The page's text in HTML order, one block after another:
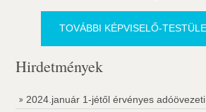
TOVÁBBI KÉPVISELŐ-
Hirdetmények
2024.január 1-jétől érvényes